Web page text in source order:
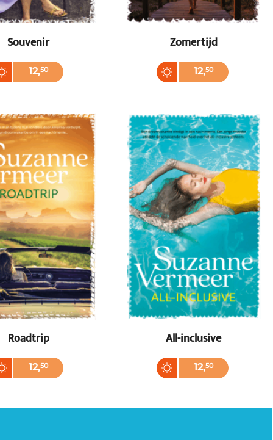
Souvenir
12,50
Zomertijd
12,50
Paperback
Roadtrip
12,50
All-inclusive
12,50
Paperback